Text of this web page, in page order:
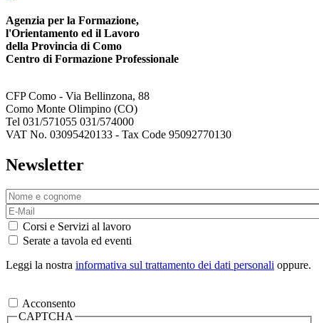
Agenzia per la Formazione,
l'Orientamento ed il Lavoro
della Provincia di Como
Centro di Formazione Professionale
CFP Como - Via Bellinzona, 88
Como Monte Olimpino (CO)
Tel 031/571055 031/574000
VAT No. 03095420133 - Tax Code 95092770130
Newsletter
Corsi e Servizi al lavoro
Serate a tavola ed eventi
Leggi la nostra informativa sul trattamento dei dati personali oppure.
Acconsento
CAPTCHA